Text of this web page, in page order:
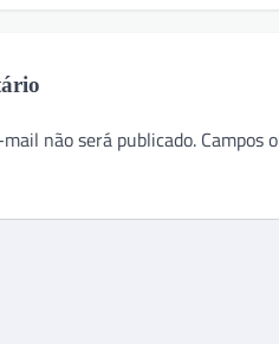
não será publicado. Campos